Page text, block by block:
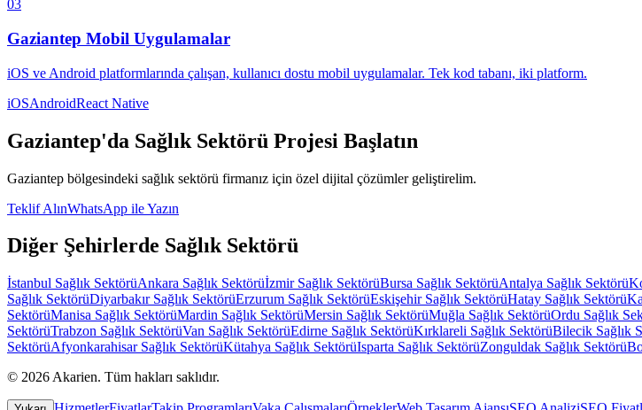
03
Gaziantep Mobil Uygulamalar
iOS ve Android platformlarında çalışan, kullanıcı dostu mobil uygulamalar. Tek kod tabanı, iki platform.
iOSAndroidReact Native
Gaziantep'da Sağlık Sektörü Projesi Başlatın
Gaziantep bölgesindeki sağlık sektörü firmanız için özel dijital çözümler geliştirelim.
Teklif AlınWhatsApp ile Yazın
Diğer Şehirlerde Sağlık Sektörü
İstanbul Sağlık SektörüAnkara Sağlık Sektörüİzmir Sağlık SektörüBursa Sağlık SektörüAntalya Sağlık Sektörü
Sağlık SektörüDiyarbakır Sağlık SektörüErzurum Sağlık SektörüEskişehir Sağlık SektörüHatay Sağlık Sektörü
SektörüManisa Sağlık SektörüMardin Sağlık SektörüMersin Sağlık SektörüMuğla Sağlık SektörüOrdu Sağlık
SektörüTrabzon Sağlık SektörüVan Sağlık SektörüEdirne Sağlık SektörüKırklareli Sağlık SektörüBilecik Sağlık
SektörüAfyonkarahisar Sağlık SektörüKütahya Sağlık SektörüIsparta Sağlık SektörüZonguldak Sağlık Sektörü
© 2026 Akarien. Tüm hakları saklıdır.